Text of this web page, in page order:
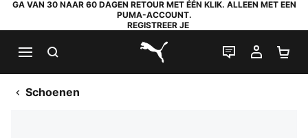
GA VAN 30 NAAR 60 DAGEN RETOUR MET ÉÉN KLIK. ALLEEN MET EEN
PUMA-ACCOUNT.
REGISTREER JE
PUMA.com
LIVE CHAT
MIJN
Schoenen